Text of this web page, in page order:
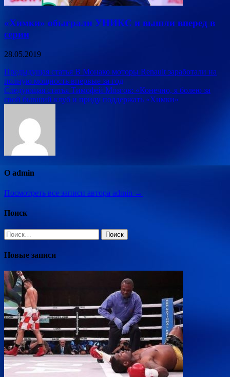
«Химки» обыграли УНИКС и вышли вперед в
серии
28.05.2019
Навигация
по
записям
Предыдущая статья В Монако моторы Renault заработали на
полную мощность впервые за год
Следующая статья Тимофей Мозгов: «Конечно, я болею за
свой бывший клуб и приду поддержать «Химки»
О admin
Посмотреть все записи автора admin →
Поиск
Найти:
Новые записи